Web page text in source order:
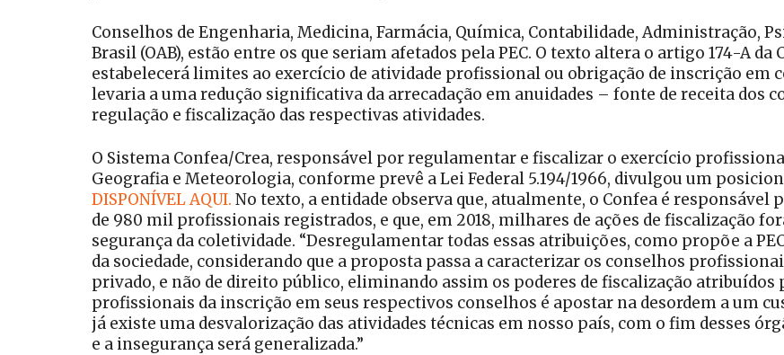
Conselhos de Engenharia, Medicina, Farmácia, Química, Contabilidade, Administração,
Brasil (OAB), estão entre os que seriam afetados pela PEC. O texto altera o artigo 174-A
estabelecerá limites ao exercício de atividade profissional ou obrigação de inscrição em
levaria a uma redução significativa da arrecadação em anuidades – fonte de receita dos
regulação e fiscalização das respectivas atividades.
O Sistema Confea/Crea, responsável por regulamentar e fiscalizar o exercício
Geografia e Meteorologia, conforme prevê a Lei Federal 5.194/1966, divulgou um
DISPONÍVEL AQUI. No texto, a entidade observa que, atualmente, o Confea é
de 980 mil profissionais registrados, e que, em 2018, milhares de ações de fiscalização
segurança da coletividade. “Desregulamentar todas essas atribuições, como propõe a
da sociedade, considerando que a proposta passa a caracterizar os conselhos
privado, e não de direito público, eliminando assim os poderes de fiscalização atribuídos
profissionais da inscrição em seus respectivos conselhos é apostar na desordem a um
já existe uma desvalorização das atividades técnicas em nosso país, com o fim desses
e a insegurança será generalizada.”